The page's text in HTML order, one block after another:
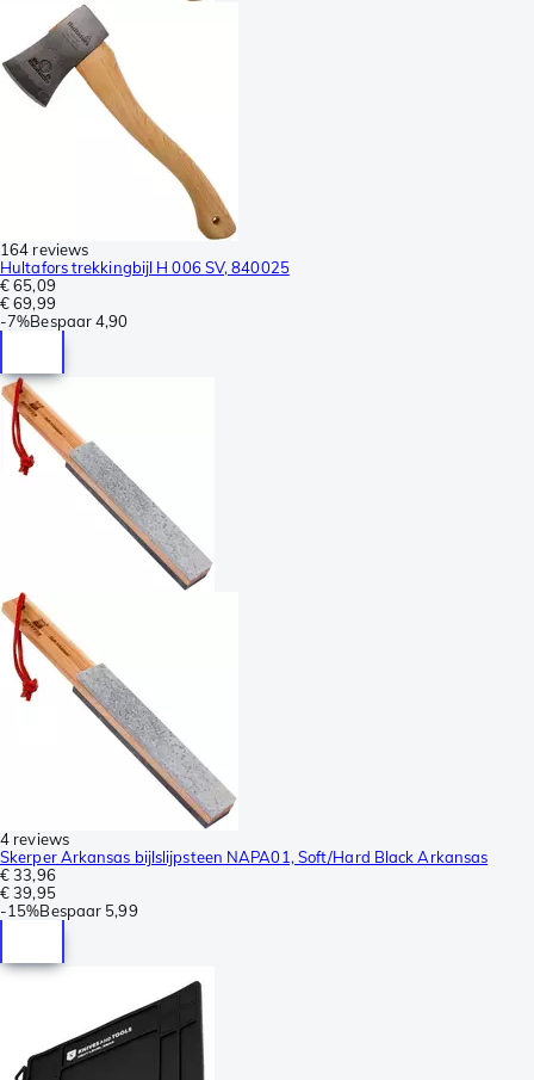
164 reviews
Hultafors trekkingbijl H 006 SV, 840025
€ 65,09
€ 69,99
-7%Bespaar4,90
4 reviews
Skerper Arkansas bijlslijpsteen NAPA01, Soft/Hard Black Arkansas
€ 33,96
€ 39,95
-15%Bespaar 5,99